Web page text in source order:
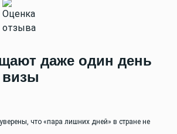
даже один день
визы
что «пара лишних дней» в стране не